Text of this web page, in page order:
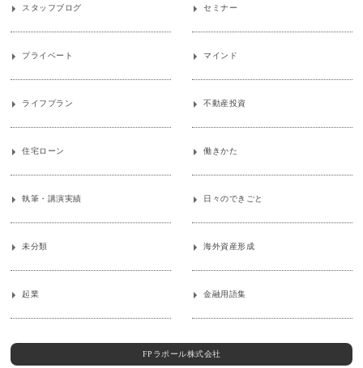
スタッフブログ セミナー
プライベート マインド
ライフプラン 不動産投資
住宅ローン 働きかた
執筆・講演実績 日々のできごと
未分類 海外資産形成
起業 金融用語集
FPラポール株式会社